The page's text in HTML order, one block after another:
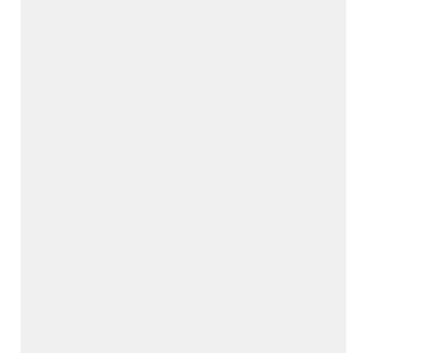
universal de gas